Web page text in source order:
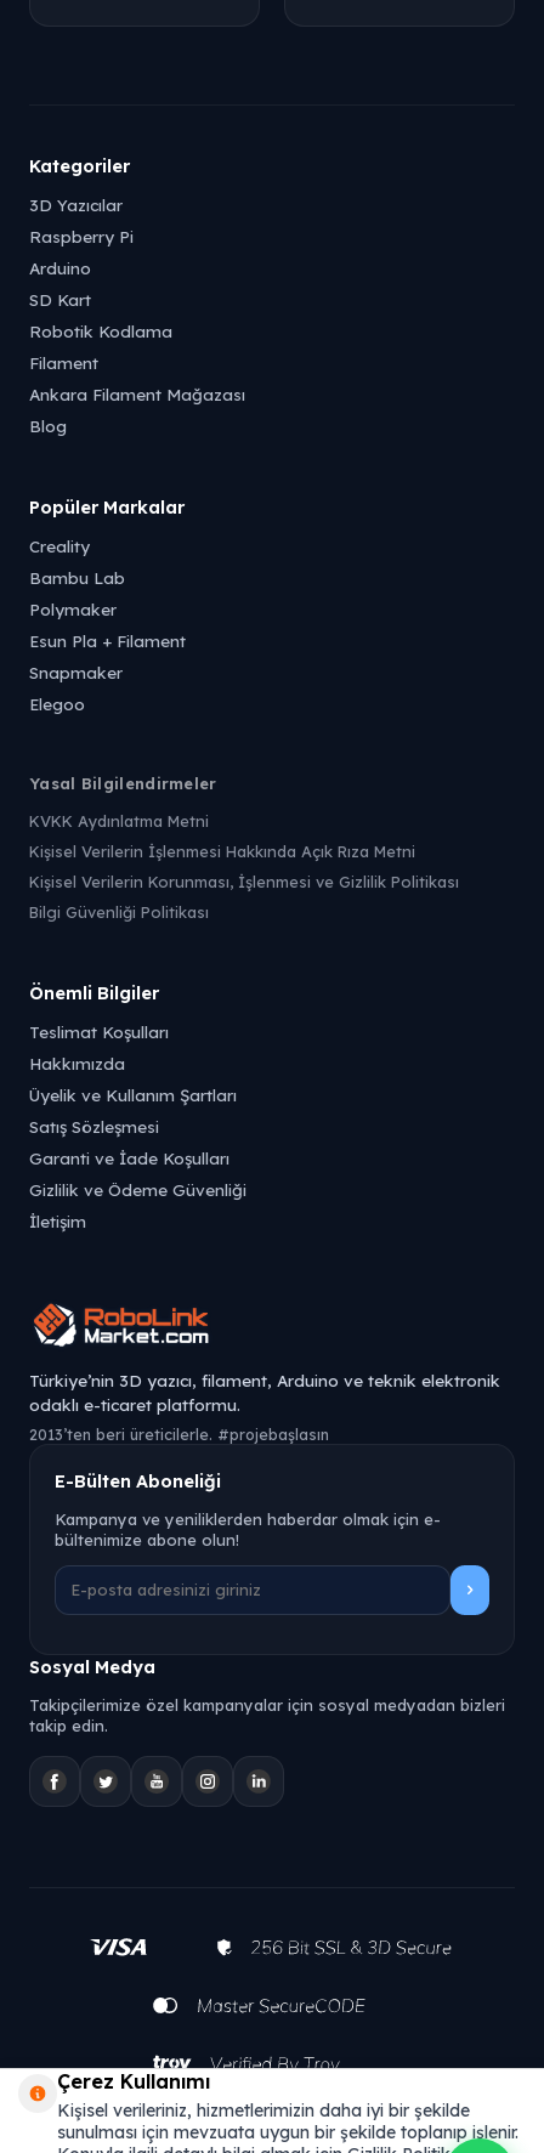
Kategoriler
3D Yazıcılar
Raspberry Pi
Arduino
SD Kart
Robotik Kodlama
Filament
Ankara Filament Mağazası
Blog
Popüler Markalar
Creality
Bambu Lab
Polymaker
Esun Pla + Filament
Snapmaker
Elegoo
Yasal Bilgilendirmeler
KVKK Aydınlatma Metni
Kişisel Verilerin İşlenmesi Hakkında Açık Rıza Metni
Kişisel Verilerin Korunması, İşlenmesi ve Gizlilik Politikası
Bilgi Güvenliği Politikası
Önemli Bilgiler
Teslimat Koşulları
Hakkımızda
Üyelik ve Kullanım Şartları
Satış Sözleşmesi
Garanti ve İade Koşulları
Gizlilik ve Ödeme Güvenliği
İletişim
Türkiye’nin 3D yazıcı, filament, Arduino ve teknik elektronik
odaklı e-ticaret platformu.
2013’ten beri üreticilerle. #projebaşlasın
E-Bülten Aboneliği
Kampanya ve yeniliklerden haberdar olmak için e-
bültenimize abone olun!
Sosyal Medya
Takipçilerimize özel kampanyalar için sosyal medyadan bizleri
takip edin.
Çerez Kullanımı
Kişisel verileriniz, hizmetlerimizin daha iyi bir şekilde
sunulması için mevzuata uygun bir şekilde toplanıp işlenir.